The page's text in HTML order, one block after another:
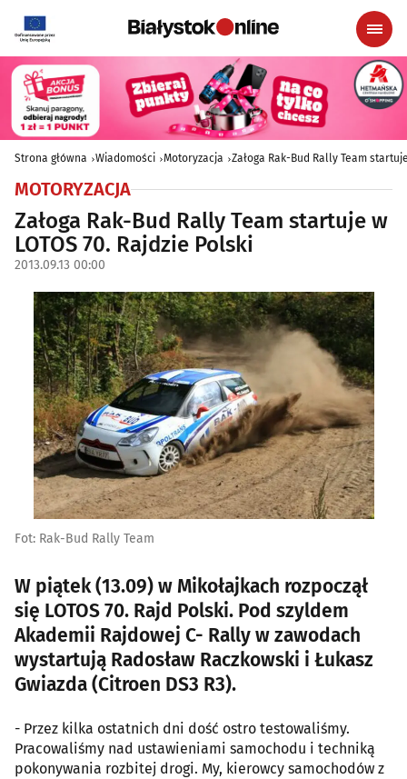
Strona główna Wiadomości Motoryzacja Załoga Rak-Bud Rally Team
MOTORYZACJA
Załoga Rak-Bud Rally Team startuje w
LOTOS 70. Rajdzie Polski
2013.09.13 00:00
Fot: Rak-Bud Rally Team
W piątek (13.09) w Mikołajkach rozpoczął
się LOTOS 70. Rajd Polski. Pod szyldem
Akademii Rajdowej C- Rally w zawodach
wystartują Radosław Raczkowski i Łukasz
Gwiazda (Citroen DS3 R3).
- Przez kilka ostatnich dni dość ostro testowaliśmy.
Pracowaliśmy nad ustawieniami samochodu i techniką
pokonywania rozbitej drogi. My, kierowcy samochodów z